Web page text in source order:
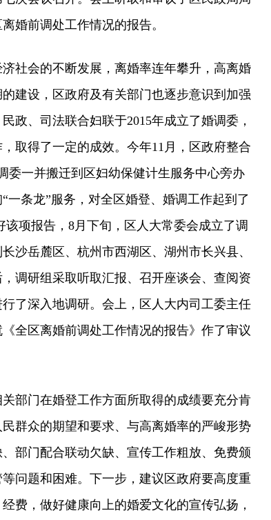
婚前调处工作情况的报告。
会的不断发展，离婚率连年攀升，高离婚
建设，区政府及有关部门也逐步意识到加强
政、司法联合妇联于2015年成立了婚调委，
取得了一定的成效。今年11月，区政府整合
委一并搬迁到区妇幼保健计生服务中心旁办
一条龙”服务，对全区婚登、婚调工作起到了
项报告，8月下旬，区人大常委会成立了调
沙岳麓区、杭州市西湖区、湖州市长兴县、
调研组采取听取汇报、召开座谈会、查阅资
了深入地调研。会上，区人大内司工委主任
全区离婚前调处工作情况的报告》作了审议
门在婚登工作方面所取得的成绩要充分肯
群众的期望和要求、与高离婚率的严峻形势
部门配合联动欠缺、宣传工作粗放、免费颁
问题和困难。下一步，建议区政府要高度重
费，做好健康向上的婚爱文化的宣传弘扬，